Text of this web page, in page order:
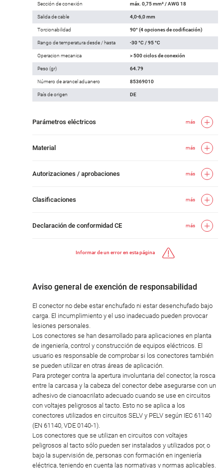
Sección de conexión máx. 0,75 mm² / AWG 18
Salida de cable 4,0-6,0 mm
Torcionabilidad 90° (4 opciones de codificación)
Rango de temperatura desde / hasta -30 °C / 95 °C
Operacion mecanica > 500 ciclos de conexión
Peso (gr) 64.79
Número de arancel aduanero 85369010
País de origen DE
Parámetros eléctricos más
Material más
Autorizaciones / aprobaciones más
Clasificaciones más
Declaración de conformidad CE más
Informar de un error en esta página
Aviso general de exención de responsabilidad
El conector no debe estar enchufado ni estar desenchufado bajo
carga. El incumplimiento y el uso inadecuado pueden provocar
lesiones personales.
Los conectores se han desarrollado para aplicaciones en planta
de ingeniería, control y construcción de equipos eléctricos. El
usuario es responsable de comprobar si los conectores también
se pueden utilizar en otras áreas de aplicación.
Para proteger contra la apertura involuntaria del conector, la rosca
entre la carcasa y la cabeza del conector debe asegurarse con un
adhesivo de cianoacrilato adecuado cuando se use en circuitos
con voltajes peligrosos al tacto. Esto no se aplica a los
conectores utilizados en circuitos SELV y PELV según IEC 61140
(EN 61140, VDE 0140-1).
Los conectores que se utilizan en circuitos con voltajes
peligrosos al tacto sólo pueden ser instalados y utilizados por, o
bajo la supervisión de, personas con formación en ingeniería
eléctrica, teniendo en cuenta las normativas y normas aplicables.